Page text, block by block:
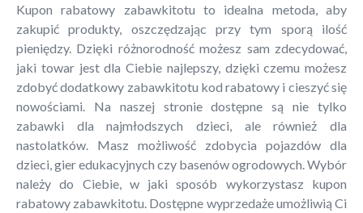
Kupon rabatowy zabawkitotu to idealna metoda, aby
zakupić produkty, oszczędzając przy tym sporą ilość
pieniędzy. Dzięki różnorodność możesz sam zdecydować,
jaki towar jest dla Ciebie najlepszy, dzięki czemu możesz
zdobyć dodatkowy zabawkitotu kod rabatowy i cieszyć się
nowościami. Na naszej stronie dostępne są nie tylko
zabawki dla najmłodszych dzieci, ale również dla
nastolatków. Masz możliwość zdobycia pojazdów dla
dzieci, gier edukacyjnych czy basenów ogrodowych. Wybór
należy do Ciebie, w jaki sposób wykorzystasz kupon
rabatowy zabawkitotu. Dostępne wyprzedaże umożliwią Ci